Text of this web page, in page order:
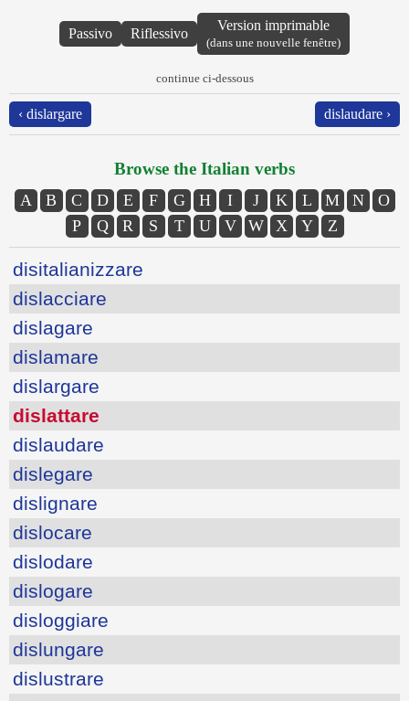
Passivo Riflessivo
Version imprimable
(dans une nouvelle fenêtre)
continue ci-dessous
‹ dislargare dislaudare ›
Browse the Italian verbs
A B C D E F G H I J K L M N
O
P
Q R S T U V W X Y Z
disitalianizzare
dislacciare
dislagare
dislamare
dislargare
dislattare
dislaudare
dislegare
dislignare
dislocare
dislodare
dislogare
disloggiare
dislungare
dislustrare